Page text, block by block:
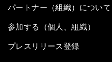
パートナー（組織）について
参加する（個人、組織）
プレスリリース登録